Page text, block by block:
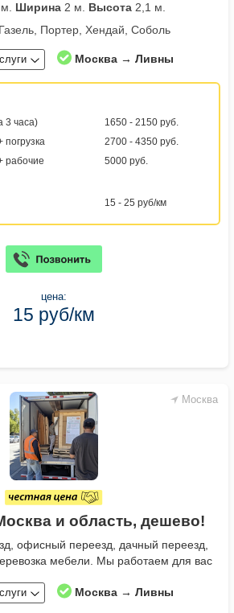
Ширина2 м. Высота2,1 м.
Газель, Портер, Хендай, Соболь
Москва → Ливны
3 часа)
1650 - 2150 руб.
2700 - 4350 руб.
рабочие
5000 руб.
15 - 25 руб/км
цена:
15 руб/км
Москва
и область, дешево!
офисный переезд, дачный переезд,
мебели. Мы работаем для вас
Москва → Ливны